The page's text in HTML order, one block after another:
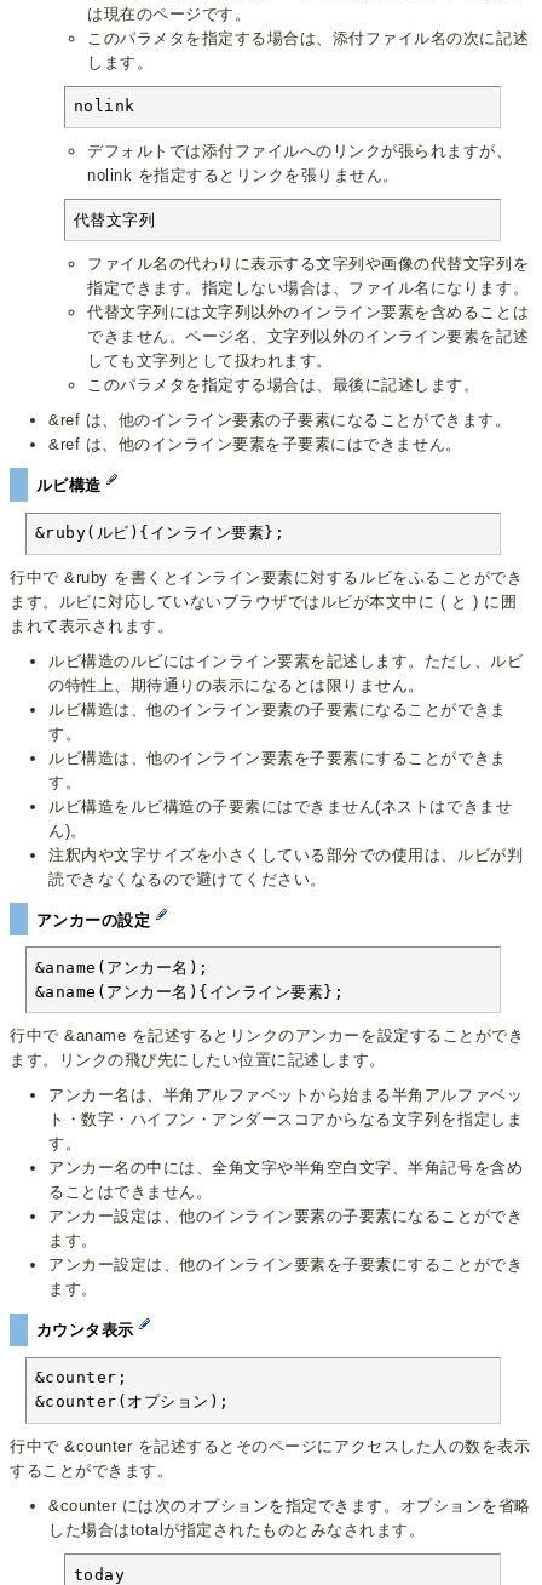
は現在のページです。
このパラメタを指定する場合は、添付ファイル名の次に記述
します。
nolink
デフォルトでは添付ファイルへのリンクが張られますが、
nolink を指定するとリンクを張りません。
代替文字列
ファイル名の代わりに表示する文字列や画像の代替文字列を
指定できます。指定しない場合は、ファイル名になります。
代替文字列には文字列以外のインライン要素を含めることは
できません。ページ名、文字列以外のインライン要素を記述
しても文字列として扱われます。
このパラメタを指定する場合は、最後に記述します。
&ref は、他のインライン要素の子要素になることができます。
&ref は、他のインライン要素を子要素にはできません。
ルビ構造
&ruby(ルビ){インライン要素};
行中で &ruby を書くとインライン要素に対するルビをふることができ
ます。ルビに対応していないブラウザではルビが本文中に ( と ) に囲
まれて表示されます。
ルビ構造のルビにはインライン要素を記述します。ただし、ルビ
の特性上、期待通りの表示になるとは限りません。
ルビ構造は、他のインライン要素の子要素になることができま
す。
ルビ構造は、他のインライン要素を子要素にすることができま
す。
ルビ構造をルビ構造の子要素にはできません(ネストはできませ
ん)。
注釈内や文字サイズを小さくしている部分での使用は、ルビが判
読できなくなるので避けてください。
アンカーの設定
&aname(アンカー名);
&aname(アンカー名){インライン要素};
行中で &aname を記述するとリンクのアンカーを設定することができ
ます。リンクの飛び先にしたい位置に記述します。
アンカー名は、半角アルファベットから始まる半角アルファベッ
ト・数字・ハイフン・アンダースコアからなる文字列を指定しま
す。
アンカー名の中には、全角文字や半角空白文字、半角記号を含め
ることはできません。
アンカー設定は、他のインライン要素の子要素になることができ
ます。
アンカー設定は、他のインライン要素を子要素にすることができ
ます。
カウンタ表示
&counter;
&counter(オプション);
行中で &counter を記述するとそのページにアクセスした人の数を表示
することができます。
&counter には次のオプションを指定できます。オプションを省略
した場合はtotalが指定されたものとみなされます。
today